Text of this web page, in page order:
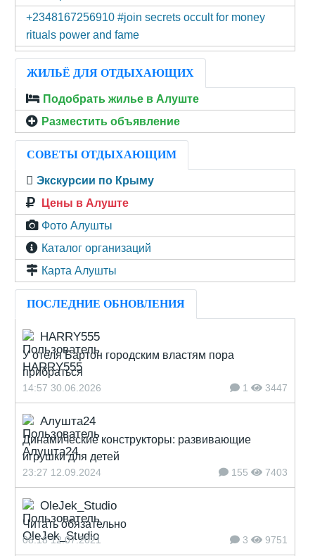
+2348167256910 #join secrets occult for money
rituals power and fame
ЖИЛЬЁ ДЛЯ ОТДЫХАЮЩИХ
Подобрать жилье в Алуште
Разместить объявление
СОВЕТЫ ОТДЫХАЮЩИМ
Экскурсии по Крыму
Цены в Алуште
Фото Алушты
Каталог организаций
Карта Алушты
ПОСЛЕДНИЕ ОБНОВЛЕНИЯ
HARRY555
У отеля Бартон городским властям пора
прибраться
14:57 30.06.2026 1 3447
Алушта24
Динамические конструкторы: развивающие
игрушки для детей
23:27 12.09.2024 155 7403
OleJek_Studio
Читать обязательно
08:18 12.07.2021 3 9751